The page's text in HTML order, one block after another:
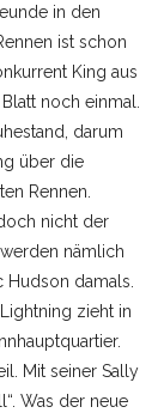
in den
ist schon
King aus
noch einmal.
darum
über die
Rennen.
nicht der
nämlich
damals.
zieht in
Mit seiner Sally
Was der neue